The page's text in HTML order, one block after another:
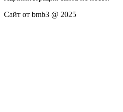
Сайт от bmb3 @ 2025